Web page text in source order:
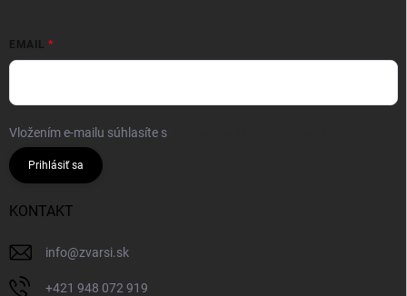
EMAIL
Vložením e-mailu súhlasíte s
Prihlásiť sa
KONTAKT
info@zvarsi.sk
+421 948 072 919